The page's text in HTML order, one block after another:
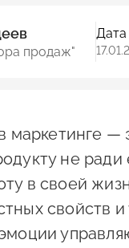
продаж"
Дата
маркетинге —
не ради
в своей
свойств и